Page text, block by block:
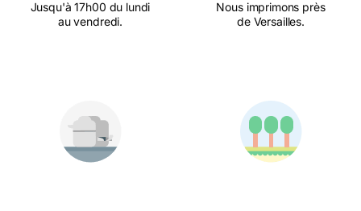
Jusqu'à 17h00 du lundi
au vendredi.
Nous imprimons près
de Versailles.